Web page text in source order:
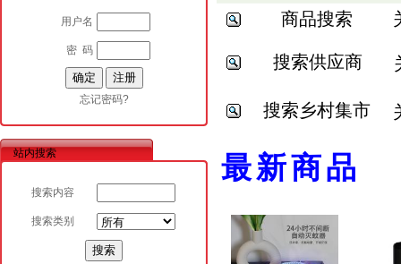
用户名
密 码
忘记密码?
站内搜索
搜索内容
搜索类别
商品搜索
搜索供应商
搜索乡村集市
最